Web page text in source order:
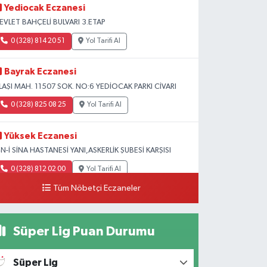
Yediocak Eczanesi
BAHÇELİ BULVARI 3.ETAP
0 (328) 814 20 51 Yol Tarifi Al
Bayrak Eczanesi
MAH. 11507 SOK. NO:6 YEDİOCAK PARKI CİVARI
0 (328) 825 08 25 Yol Tarifi Al
Yüksek Eczanesi
İ SİNA HASTANESİ YANI,ASKERLİK ŞUBESİ KARŞISI
0 (328) 812 02 00 Yol Tarifi Al
Tüm Nöbetçi Eczaneler
Süper Lig Puan Durumu
Süper Lig